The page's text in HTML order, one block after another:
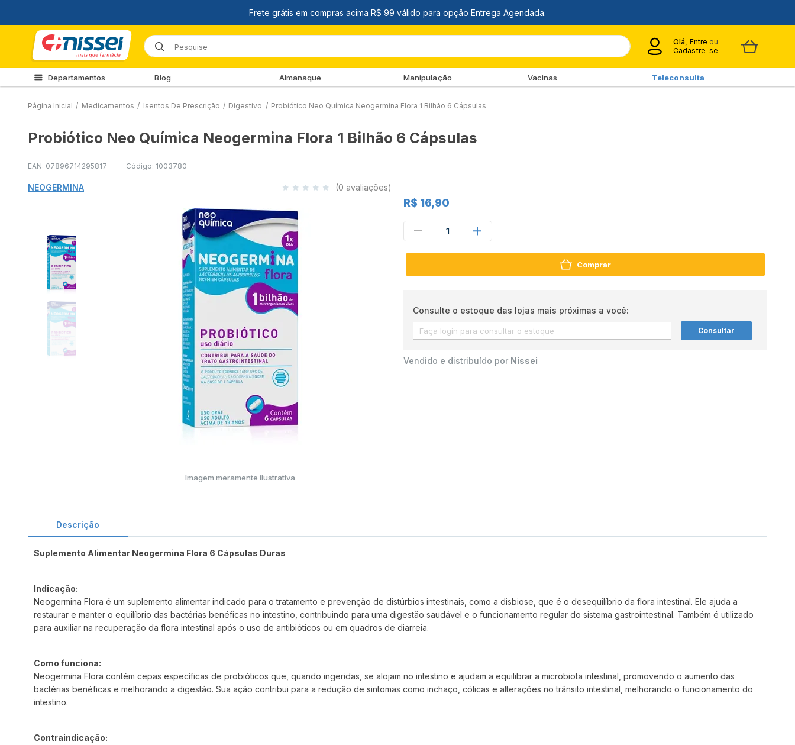
Olá, Entre ou
Cadastre-se
Departamentos Blog Almanaque Manipulação Vacinas Teleconsulta
Página Inicial / Medicamentos / Isentos De Prescrição / Digestivo / Probiótico Neo Química Neogermina Flora 1 Bilhão 6 Cápsulas
Probiótico Neo Química Neogermina Flora 1 Bilhão 6 Cápsulas
EAN: 07896714295817 Código: 1003780
NEOGERMINA (0 avaliações)
Imagem meramente ilustrativa
R$ 16,90
1
Comprar
Consulte o estoque das lojas mais próximas a você:
Consultar
Vendido e distribuído por Nissei
Descrição
Suplemento Alimentar Neogermina Flora 6 Cápsulas Duras
Indicação:
Neogermina Flora é um suplemento alimentar indicado para o tratamento e prevenção de distúrbios intestinais, como a disbiose, que é o desequilíbrio da flora intestinal. Ele ajuda a
restaurar e manter o equilíbrio das bactérias benéficas no intestino, contribuindo para uma digestão saudável e o funcionamento regular do sistema gastrointestinal. Também é utilizado
para auxiliar na recuperação da flora intestinal após o uso de antibióticos ou em quadros de diarreia.
Como funciona:
Neogermina Flora contém cepas específicas de probióticos que, quando ingeridas, se alojam no intestino e ajudam a equilibrar a microbiota intestinal, promovendo o aumento das
bactérias benéficas e melhorando a digestão. Sua ação contribui para a redução de sintomas como inchaço, cólicas e alterações no trânsito intestinal, melhorando o funcionamento do
intestino.
Contraindicação: